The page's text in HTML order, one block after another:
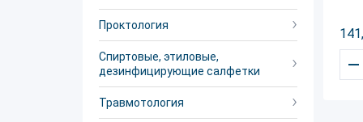
Проктология
Спиртовые, этиловые,
дезинфицирующие салфетки
Травмотология
–